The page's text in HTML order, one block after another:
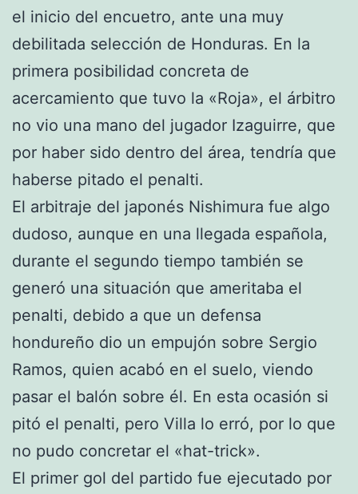
el inicio del encuetro, ante una muy
debilitada selección de Honduras. En la
primera posibilidad concreta de
acercamiento que tuvo la «Roja», el árbitro
no vio una mano del jugador Izaguirre, que
por haber sido dentro del área, tendría que
haberse pitado el penalti.
El arbitraje del japonés Nishimura fue algo
dudoso, aunque en una llegada española,
durante el segundo tiempo también se
generó una situación que ameritaba el
penalti, debido a que un defensa
hondureño dio un empujón sobre Sergio
Ramos, quien acabó en el suelo, viendo
pasar el balón sobre él. En esta ocasión si
pitó el penalti, pero Villa lo erró, por lo que
no pudo concretar el «hat-trick».
El primer gol del partido fue ejecutado por